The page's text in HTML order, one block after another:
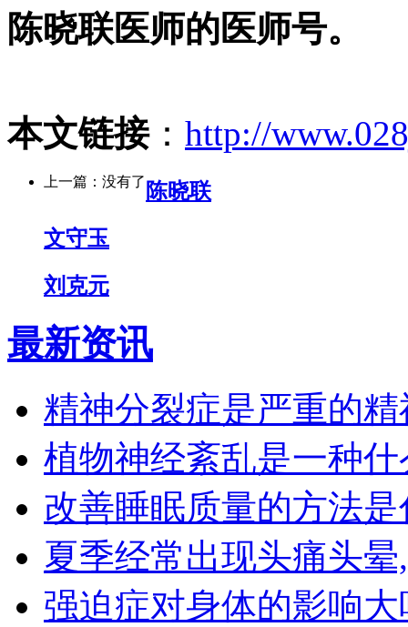
陈晓联医师的医师号。
本文链接： http://
上一篇：没有了 陈晓联
文守玉
刘克元
最新资讯
精神分裂症是严重的
植物神经紊乱是一种
改善睡眠质量的方法
夏季经常出现头痛头
强迫症对身体的影响